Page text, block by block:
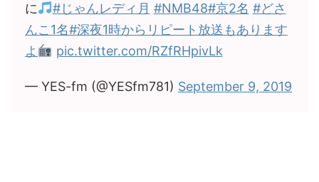
に
#じゃんレディ月 #NMB48#京2名 #どさ
んこ1名#深夜1時からリピート放送もあります
よ
pic.twitter.com/RZfRHpivLk
— YES-fm (@YESfm781) September 9, 2019